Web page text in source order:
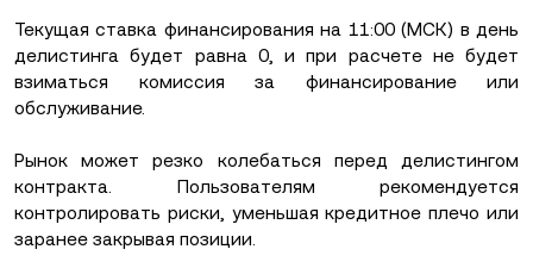
Текущая ставка финансирования на 11:00 (МСК) в день
делистинга будет равна 0, и при расчете не будет
взиматься комиссия за финансирование или
обслуживание.
Рынок может резко колебаться перед делистингом
контракта. Пользователям рекомендуется
контролировать риски, уменьшая кредитное плечо или
заранее закрывая позиции.